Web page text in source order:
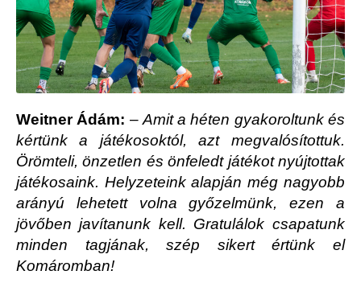
Weitner Ádám: –Amit a héten gyakoroltunk és
kértünk a játékosoktól, azt megvalósítottuk.
Örömteli, önzetlen és önfeledt játékot nyújtottak
játékosaink. Helyzeteink alapján még nagyobb
arányú lehetett volna győzelmünk, ezen a
jövőben javítanunk kell. Gratulálok csapatunk
minden tagjának, szép sikert értünk el
Komáromban!